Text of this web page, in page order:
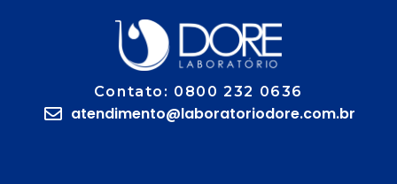
Contato: 0800 232 0636
atendimento@laboratoriodore.com.br